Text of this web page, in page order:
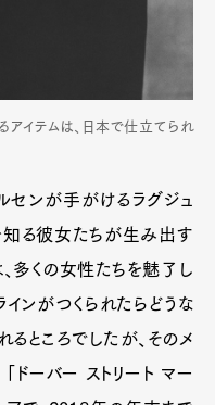
アイテムは、日本で仕立てられ
センが手がけるラグジュ
を知る彼女たちが生み出す
多くの女性たちを魅了し
インがつくられたらどうな
ところでしたが、そのメ
ドーバー ストリート マー